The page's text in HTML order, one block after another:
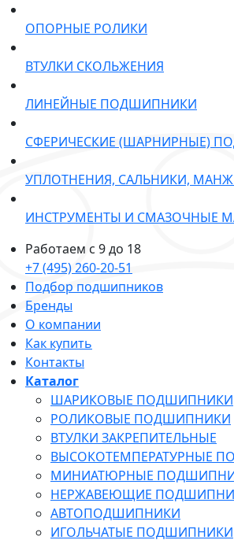
ОПОРНЫЕ РОЛИКИ
ВТУЛКИ СКОЛЬЖЕНИЯ
ЛИНЕЙНЫЕ ПОДШИПНИКИ
СФЕРИЧЕСКИЕ (ШАРНИРНЫЕ)
УПЛОТНЕНИЯ, САЛЬНИКИ,
ИНСТРУМЕНТЫ И СМАЗОЧНЫЕ
Работаем с 9 до 18
+7 (495) 260-20-51
Подбор подшипников
Бренды
О компании
Как купить
Контакты
Каталог
ШАРИКОВЫЕ ПОДШИПНИКИ
РОЛИКОВЫЕ ПОДШИПНИКИ
ВТУЛКИ ЗАКРЕПИТЕЛЬНЫЕ
ВЫСОКОТЕМПЕРАТУРНЫЕ
МИНИАТЮРНЫЕ
НЕРЖАВЕЮЩИЕ
АВТОПОДШИПНИКИ
ИГОЛЬЧАТЫЕ ПОДШИПНИКИ